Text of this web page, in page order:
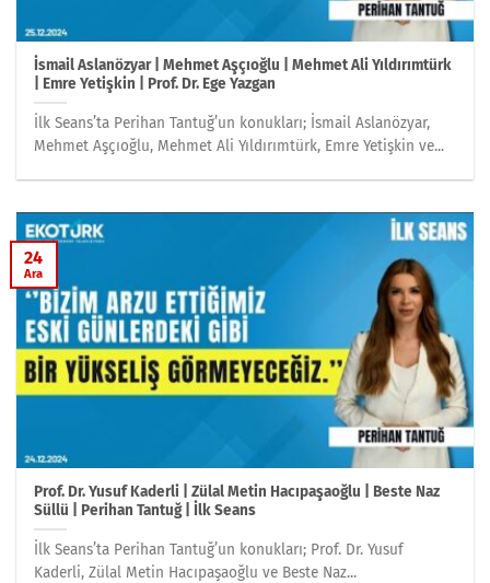
İsmail Aslanözyar | Mehmet Aşçıoğlu | Mehmet Ali Yıldırımtürk
| Emre Yetişkin | Prof. Dr. Ege Yazgan
İlk Seans’ta Perihan Tantuğ’un konukları; İsmail Aslanözyar,
Mehmet Aşçıoğlu, Mehmet Ali Yıldırımtürk, Emre Yetişkin ve...
Prof. Dr. Yusuf Kaderli | Zülal Metin Hacıpaşaoğlu | Beste Naz
Süllü | Perihan Tantuğ | İlk Seans
İlk Seans’ta Perihan Tantuğ’un konukları; Prof. Dr. Yusuf
Kaderli, Zülal Metin Hacıpaşaoğlu ve Beste Naz...
24
Ara